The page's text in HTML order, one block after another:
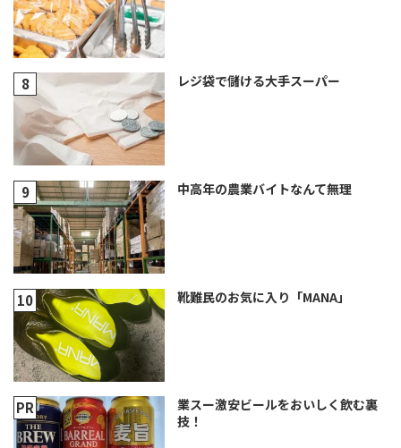
レジ袋で儲ける大手スーパー
中高年の農業バイトなんて無理
靴難民のお気に入り「MANA」
業スー激安ビールをおいしく飲む裏
技！